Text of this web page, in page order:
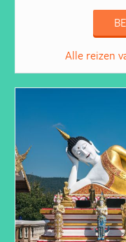
Alle reizen